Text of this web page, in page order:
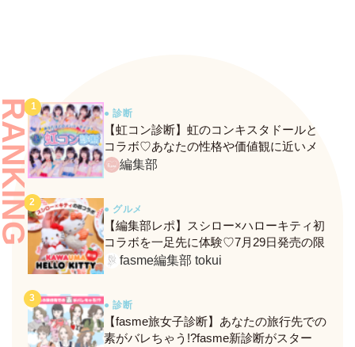
● 診断
【虹コン診断】虹のコンキスタドールと
コラボ♡あなたの性格や価値観に近いメ
ンバーがわかる、fasmeの新診断がスター
編集部
● グルメ
【編集部レポ】スシロー×ハローキティ初
コラボを一足先に体験♡7月29日発売の限
定メニュー＆グッズをレポ！
fasme編集部 tokui
● 診断
【fasme旅女子診断】あなたの旅行先での
素がバレちゃう!?fasme新診断がスター